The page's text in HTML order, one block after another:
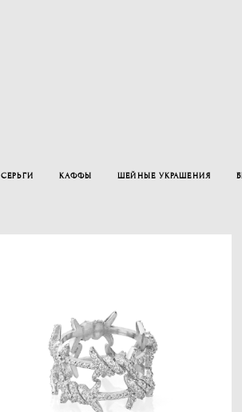
СЕРЬГИ КАФФЫ ШЕЙНЫЕ УКРАШЕНИЯ